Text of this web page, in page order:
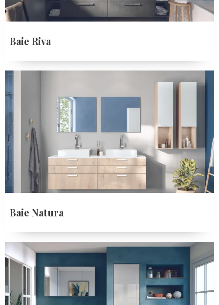
Baie Riva
Baie Natura